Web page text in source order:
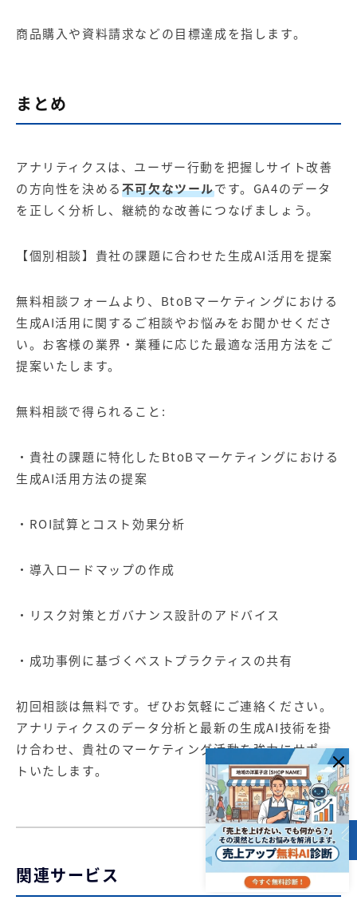
商品購入や資料請求などの目標達成を指します。
まとめ
アナリティクスは、ユーザー行動を把握しサイト改善
の方向性を決める不可欠なツールです。GA4のデータ
を正しく分析し、継続的な改善につなげましょう。
【個別相談】貴社の課題に合わせた生成AI活用を提案
無料相談フォームより、BtoBマーケティングにおける
生成AI活用に関するご相談やお悩みをお聞かせくださ
い。お客様の業界・業種に応じた最適な活用方法をご
提案いたします。
無料相談で得られること:
・貴社の課題に特化したBtoBマーケティングにおける
生成AI活用方法の提案
・ROI試算とコスト効果分析
・導入ロードマップの作成
・リスク対策とガバナンス設計のアドバイス
・成功事例に基づくベストプラクティスの共有
初回相談は無料です。ぜひお気軽にご連絡ください。
アナリティクスのデータ分析と最新の生成AI技術を掛
け合わせ、貴社のマーケティング活動を強力にサポー
トいたします。
関連サービス
目次